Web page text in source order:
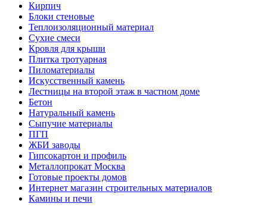
Кирпич
Блоки стеновые
Теплоизоляционный материал
Сухие смеси
Кровля для крыши
Плитка тротуарная
Пиломатериалы
Искусственный камень
Лестницы на второй этаж в частном доме
Бетон
Натуральный камень
Сыпучие материалы
ПГП
ЖБИ заводы
Гипсокартон и профиль
Металлопрокат Москва
Готовые проекты домов
Интернет магазин строительных материалов
Камины и печи